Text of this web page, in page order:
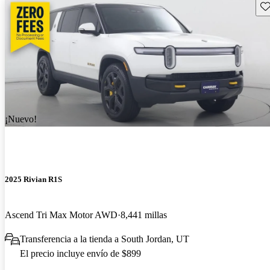
¡Nuevo!
2025 Rivian R1S
Ascend Tri Max Motor AWD 8,441 millas
Transferencia a la tienda a South Jordan, UT
El precio incluye envío de $899